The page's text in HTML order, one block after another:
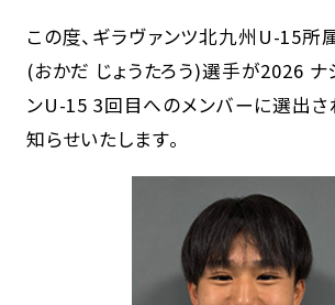
この度、ギラヴァンツ北九州U-15所
(おかだ じょうたろう)選手が2026 ナ
ンU-15 3回目へのメンバーに選出さ
知らせいたします。